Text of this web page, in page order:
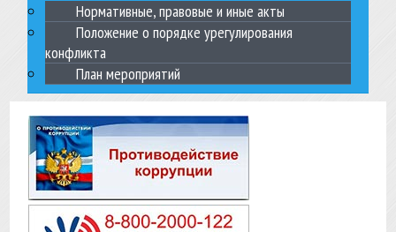
Нормативные, правовые и иные акты
Положение о порядке урегулирования
конфликта
План мероприятий